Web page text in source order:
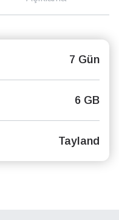
7 Gün
6 GB
Tayland